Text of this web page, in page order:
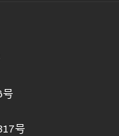
号
号